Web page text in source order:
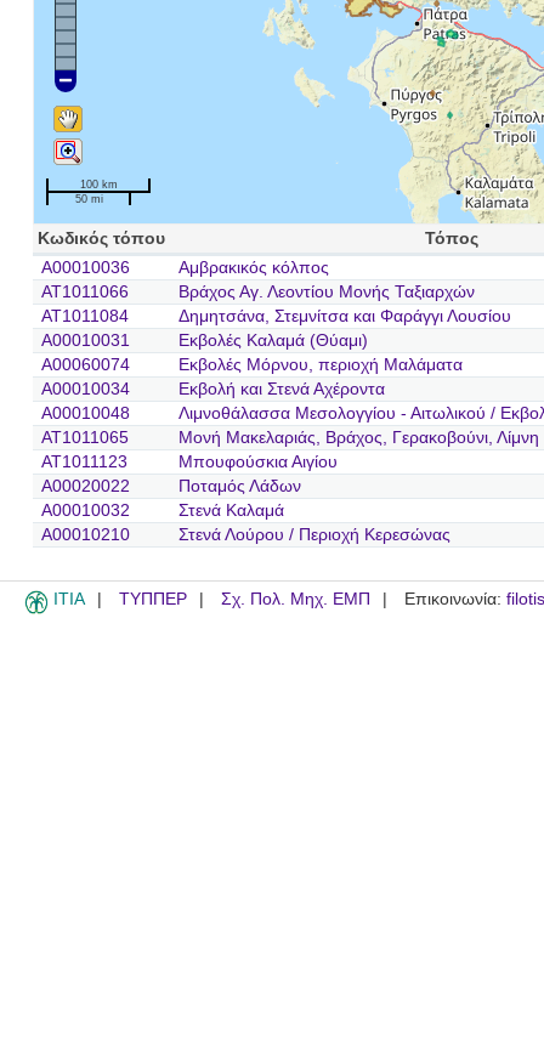
100 km
50 mi
Κωδικός τόπου
Τόπος
A00010036
Αμβρακικός κόλπος
AT1011066
Βράχος Αγ. Λεοντίου Μονής Ταξιαρχών
AT1011084
Δημητσάνα, Στεμνίτσα και Φαράγγι Λουσίου
A00010031
Εκβολές Καλαμά (Θύαμι)
A00060074
Εκβολές Μόρνου, περιοχή Μαλάματα
A00010034
Εκβολή και Στενά Αχέροντα
A00010048
Λιμνοθάλασσα Μεσολογγίου - Αιτωλικού /
AT1011065
Μονή Μακελαριάς, Βράχος, Γερακοβούνι, Λίμνη
AT1011123
Μπουφούσκια Αιγίου
A00020022
Ποταμός Λάδων
A00010032
Στενά Καλαμά
A00010210
Στενά Λούρου / Περιοχή Κερεσώνας
ITIA ΤΥΠΠΕΡ Σχ. Πολ. Μηχ. ΕΜΠ Επικοινωνία: